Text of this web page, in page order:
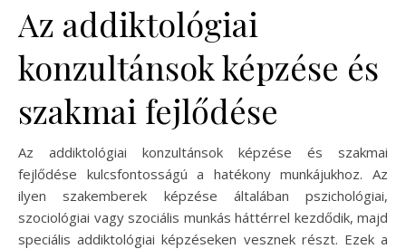
Az addiktológiai
konzultánsok képzése és
szakmai fejlődése
Az addiktológiai konzultánsok képzése és szakmai
fejlődése kulcsfontosságú a hatékony munkájukhoz. Az
ilyen szakemberek képzése általában pszichológiai,
szociológiai vagy szociális munkás háttérrel kezdődik, majd
speciális addiktológiai képzéseken vesznek részt. Ezek a